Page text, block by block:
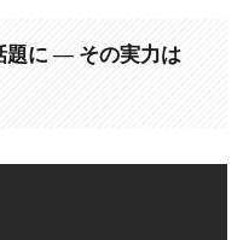
英語スピーチの文脈
クラフト氏「うまくない
題に — その実力は